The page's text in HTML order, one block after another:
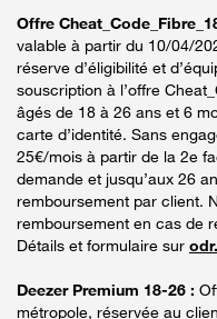
Offre
valable à partir du 10/04/
réserve d’éligibilité et
souscription à l’offre
âgés de 18 à 26 ans et 6
carte d’identité. Sans
25€/mois à partir de la 2e
demande et jusqu’aux 26
remboursement par client.
remboursement en cas de
Détails et formulaire sur
Deezer Premium 18-26 :
métropole, réservée au